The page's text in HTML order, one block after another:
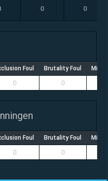
0 0
Foul Brutality Foul
0 0
Foul Brutality Foul
0 0